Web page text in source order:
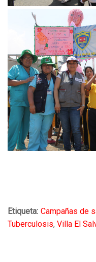
Etiqueta: Campañas de
Tuberculosis, Villa El